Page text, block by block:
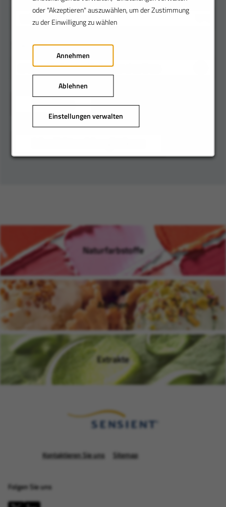
oder "Akzeptieren" auszuwählen, um der Zustimmung
zu der Einwilligung zu wählen
Annehmen
Ablehnen
Einstellungen verwalten
Standort
Hinzufügen
Naturfarbstoffe(wird in einem neuen
Aromen(wird in einem neuen
Extrakte(wird in einem neuen
Kontaktieren Sie uns Sitemap
Folgen Sie uns